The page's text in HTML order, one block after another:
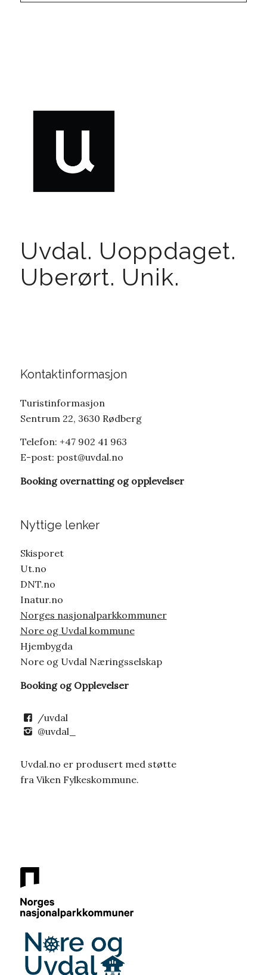
Uvdal. Uoppdaget.
Uberørt. Unik.
Kontaktinformasjon
Turistinformasjon
Sentrum 22, 3630 Rødberg
Telefon: +47 902 41 963
E-post: post@uvdal.no
Booking overnatting og opplevelser
Nyttige lenker
Skisporet
Ut.no
DNT.no
Inatur.no
Norges nasjonalparkkommuner
Nore og Uvdal kommune
Hjembygda
Nore og Uvdal Næringsselskap
Booking og Opplevelser
/uvdal
@uvdal_
Uvdal.no er produsert med støtte
fra Viken Fylkeskommune.